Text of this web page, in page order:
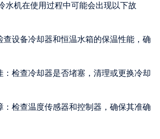
水机在使用过程中可能会出现以下故
查设备冷却器和恒温水箱的保温性能，确
：检查冷却器是否堵塞，清理或更换冷却
：检查温度传感器和控制器，确保其准确